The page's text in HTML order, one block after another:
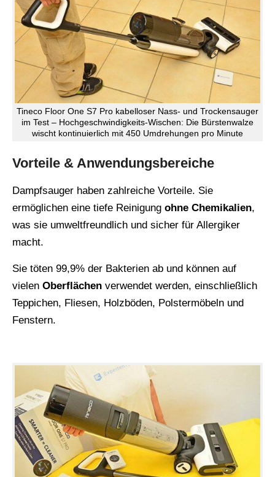
Tineco Floor One S7 Pro kabelloser Nass- und Trockensauger
im Test – Hochgeschwindigkeits-Wischen: Die Bürstenwalze
wischt kontinuierlich mit 450 Umdrehungen pro Minute
Vorteile & Anwendungsbereiche
Dampfsauger haben zahlreiche Vorteile. Sie
ermöglichen eine tiefe Reinigung ohne Chemikalien,
was sie umweltfreundlich und sicher für Allergiker
macht.
Sie töten 99,9% der Bakterien ab und können auf
vielen Oberflächen verwendet werden, einschließlich
Teppichen, Fliesen, Holzböden, Polstermöbeln und
Fenstern.